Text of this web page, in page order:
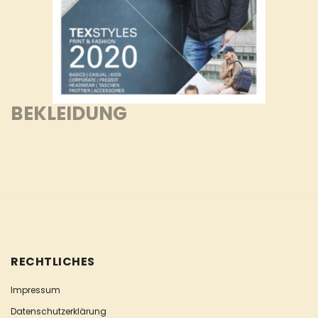
BEKLEIDUNG
RECHTLICHES
Impressum
Datenschutzerklärung